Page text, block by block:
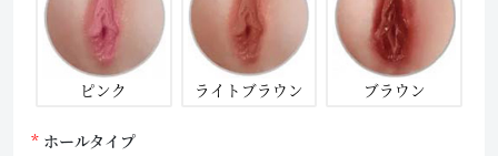
ピンク ライトブラウン ブラウン
ホールタイプ